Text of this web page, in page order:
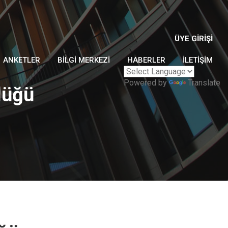
ÜYE GIRIŞI
ANKETLER BILGI MERKEZI HABERLER İLETIŞIM
Powered by Translate